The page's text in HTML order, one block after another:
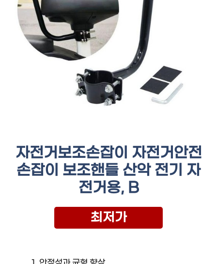
자전거보조손잡이 자전거안전
손잡이 보조핸들 산악 전기 자
전거용, B
최저가